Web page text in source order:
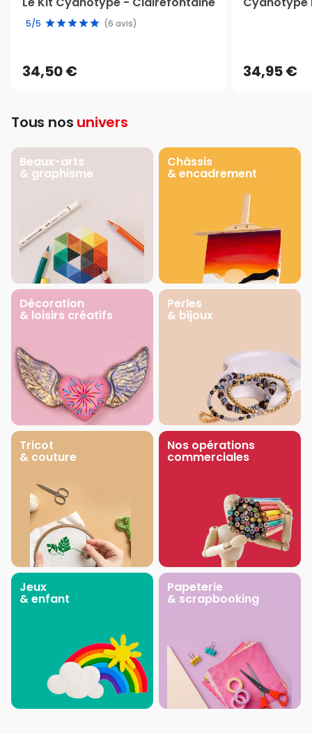
5/5 (6 avis)
34,50 € 34,95 €
Tous nos univers
Beaux-arts
& graphisme
Châssis
& encadrement
Décoration
& loisirs créatifs
Perles
& bijoux
Tricot
& couture
Nos opérations
commerciales
Jeux
& enfant
Papeterie
& scrapbooking